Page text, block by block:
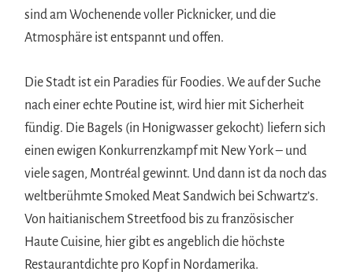
sind am Wochenende voller Picknicker, und die
Atmosphäre ist entspannt und offen.
Die Stadt ist ein Paradies für Foodies. We auf der Suche
nach einer echte Poutine ist, wird hier mit Sicherheit
fündig. Die Bagels (in Honigwasser gekocht) liefern sich
einen ewigen Konkurrenzkampf mit New York – und
viele sagen, Montréal gewinnt. Und dann ist da noch das
weltberühmte Smoked Meat Sandwich bei Schwartz’s.
Von haitianischem Streetfood bis zu französischer
Haute Cuisine, hier gibt es angeblich die höchste
Restaurantdichte pro Kopf in Nordamerika.